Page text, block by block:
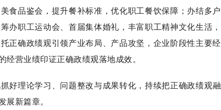
食品鉴会，提升餐补标准，优化职工餐饮保障；办结多户
办职工运动会、首届集体婚礼，丰富职工精神文化生活，
正确政绩观引领产业布局、产品攻坚，企业阶段性主要经
营业绩印证正确政绩观落地成效。
好理论学习、问题整改与成果转化，持续把正确政绩观融
展新篇章。